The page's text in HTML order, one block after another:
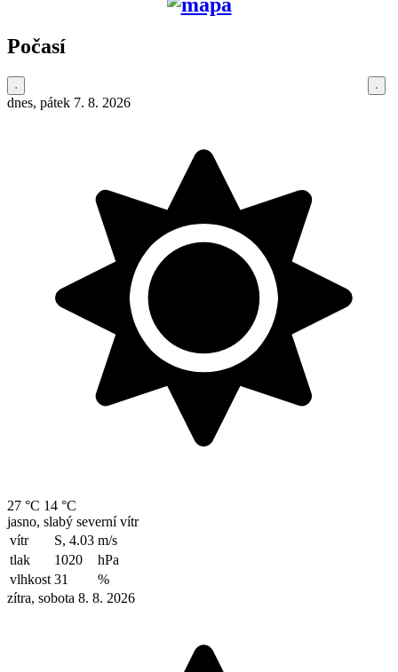
Počasí
dnes, pátek 7. 8. 2026
27 °C 14 °C
jasno, slabý severní vítr
vítr
S, 4.03 m/s
tlak
1020
hPa
vlhkost 31
%
zítra, sobota 8. 8. 2026